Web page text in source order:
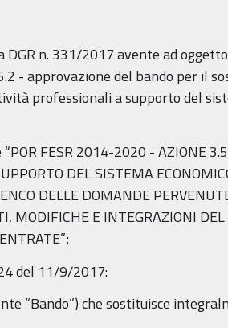
n. 331/2017 avente ad
- approvazione del bando per il
professionali a supporto del
FESR 2014-2020 - AZIONE
DEL SISTEMA
DELLE DOMANDE
MODIFICHE E INTEGRAZIONI
del 11/9/2017:
“Bando”) che sostituisce